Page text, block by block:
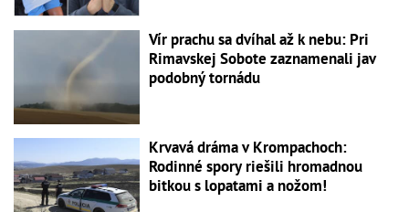
Vír prachu sa dvíhal až k nebu: Pri
Rimavskej Sobote zaznamenali jav
podobný tornádu
Krvavá dráma v Krompachoch:
Rodinné spory riešili hromadnou
bitkou s lopatami a nožom!